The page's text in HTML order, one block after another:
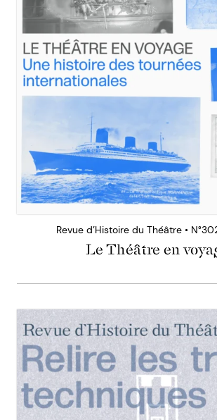
Revue d’Histoire du Théâtre •
Le Théâtre en